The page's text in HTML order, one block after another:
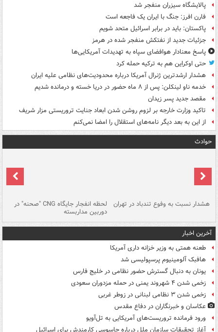
پالایشگاه سیزران منفجر شد
فارن افرز: جنگ با ایران یک فاجعه است
پاکستان: باید در برابر اسرائیل متحد شویم
جزئیات جدید از نفتکش منفجر شده در هرمز
پاسخ معنادار هوافضای سپاه به تهدیدات آمریکایی‌ها
حتی اوکراین هم به ترکیه حمله کرد
هشدار ارشدترین ژنرال آمریکا درباره محدودیت‌های نظامی علیه ایران
خدمه ناو لینکلن: پس از ۸ ماه حضور در دریا خسته و درمانده‌ شدیم
مقصد جدید پسر زیدان
تاکید وزارت خارجه بر لزوم روشن شدن ابعاد جنایت تروریستی مزار شریف
از این به بعد دیگر نامه‌های استقلال را امضا نمی‌کنم
حوادث
هشدار نسبت به وفوع تندباد در تهران لحظه انفجار جایگاه CNG "صحنه" در
دوربین مداربسته
آخرین اخبار
طعنه همتی به وزیر خزانه داری آمریکا
هافبک آلومینیوم پرسپولیسی شد
یونان به دنبال گسترش حضور نظامی در خلیج فارس
زخمی شدن ۴ شهروند یمنی در حمله مزدوران سعودی
زخمی شدن ۳ نظامی لبنانی در زوطر غربی
عکاسان و خبرنگاران در دفاع مقدس
ورود فرمانده تروریست‌های آمریکایی به تل‌آویو
آغاز تحقیقات سازمان ملل درباره جاسوسی کارمندش برای اسرائیل